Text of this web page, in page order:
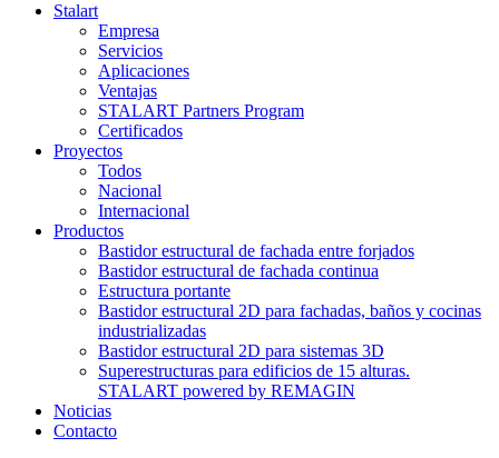
Stalart
Empresa
Servicios
Aplicaciones
Ventajas
STALART Partners Program
Certificados
Proyectos
Todos
Nacional
Internacional
Productos
Bastidor estructural de fachada entre forjados
Bastidor estructural de fachada continua
Estructura portante
Bastidor estructural 2D para fachadas, baños y cocinas
industrializadas
Bastidor estructural 2D para sistemas 3D
Superestructuras para edificios de 15 alturas.
STALART powered by REMAGIN
Noticias
Contacto